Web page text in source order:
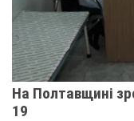
На Полтавщині
19